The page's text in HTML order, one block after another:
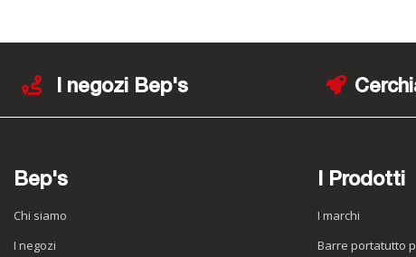
I negozi Bep's
Bep's
Chi siamo
I negozi
I Prodotti
I marchi
Barre portatutto